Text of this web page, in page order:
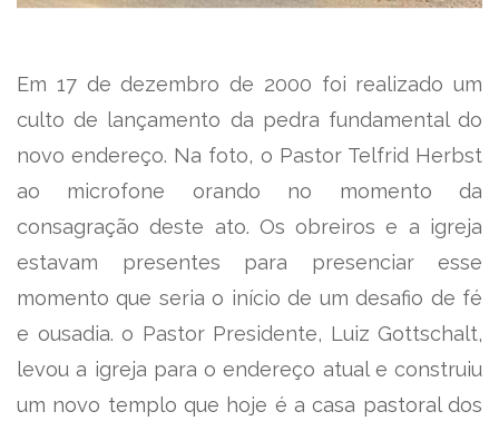
Em 17 de dezembro de 2000 foi realizado um
culto de lançamento da pedra fundamental do
novo endereço. Na foto, o Pastor Telfrid Herbst
ao microfone orando no momento da
consagração deste ato. Os obreiros e a igreja
estavam presentes para presenciar esse
momento que seria o início de um desafio de fé
e ousadia. o Pastor Presidente, Luiz Gottschalt,
levou a igreja para o endereço atual e construiu
um novo templo que hoje é a casa pastoral dos